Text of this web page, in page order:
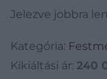
Jelezve jobbra
Kategória:
Kikiáltási ár: 240